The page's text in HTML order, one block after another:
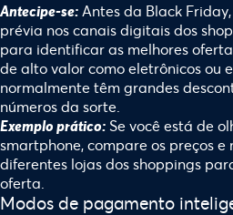
Antecipe-se: Antes da Black
prévia nos canais digitais dos
para identificar as melhores
de alto valor como eletrônicos ou
normalmente têm grandes
números da sorte.
Exemplo prático: Se você está de
smartphone, compare os preços e
diferentes lojas dos shoppings
oferta.
Modos de pagamento